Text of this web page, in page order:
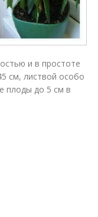
и в простоте
см, листвой особо
плоды до 5 см в